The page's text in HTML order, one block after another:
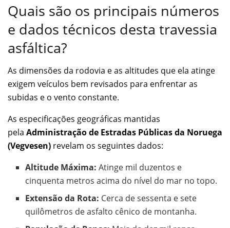
Quais são os principais números
e dados técnicos desta travessia
asfáltica?
As dimensões da rodovia e as altitudes que ela atinge
exigem veículos bem revisados para enfrentar as
subidas e o vento constante.
As especificações geográficas mantidas
pela Administração de Estradas Públicas da Noruega
(Vegvesen) revelam os seguintes dados:
Altitude Máxima: Atinge mil duzentos e
cinquenta metros acima do nível do mar no topo.
Extensão da Rota: Cerca de sessenta e sete
quilômetros de asfalto cênico de montanha.